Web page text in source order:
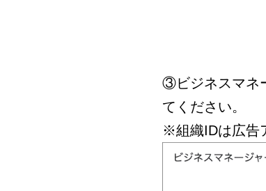
③ビジネスマネ
てください。
※組織IDは広告